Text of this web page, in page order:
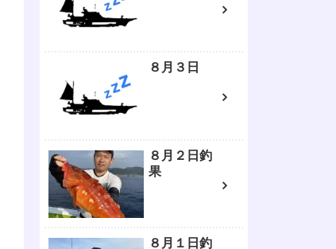
８月３日
８月２日釣
果
８月１日釣